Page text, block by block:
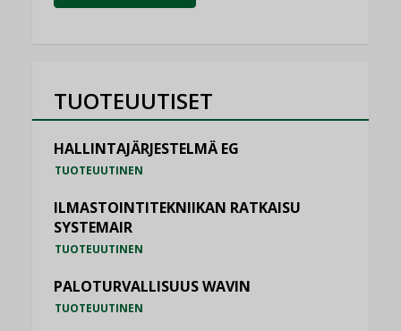
TUOTEUUTISET
HALLINTAJÄRJESTELMÄ EG
TUOTEUUTINEN
ILMASTOINTITEKNIIKAN RATKAISU
SYSTEMAIR
TUOTEUUTINEN
PALOTURVALLISUUS WAVIN
TUOTEUUTINEN